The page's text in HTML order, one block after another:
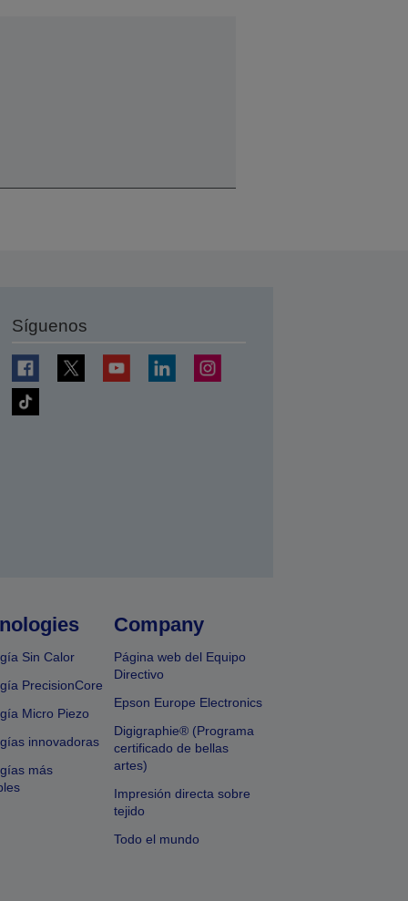
Síguenos
Sin Calor
PrecisionCore
Micro Piezo
innovadoras
más
Company
Página web del Equipo
Directivo
Epson Europe Electronics
Digigraphie® (Programa
certificado de bellas
artes)
Impresión directa sobre
tejido
Todo el mundo